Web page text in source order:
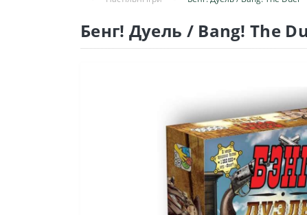
Бенг! Дуель / Bang! The